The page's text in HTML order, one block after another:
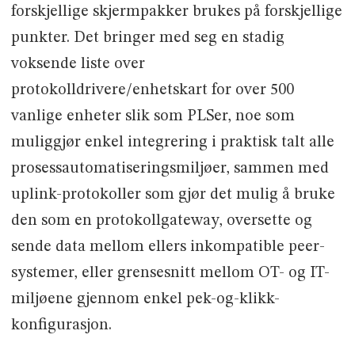
forskjellige skjermpakker brukes på forskjellige
punkter. Det bringer med seg en stadig
voksende liste over
protokolldrivere/enhetskart for over 500
vanlige enheter slik som PLSer, noe som
muliggjør enkel integrering i praktisk talt alle
prosessautomatiseringsmiljøer, sammen med
uplink-protokoller som gjør det mulig å bruke
den som en protokollgateway, oversette og
sende data mellom ellers inkompatible peer-
systemer, eller grensesnitt mellom OT- og IT-
miljøene gjennom enkel pek-og-klikk-
konfigurasjon.